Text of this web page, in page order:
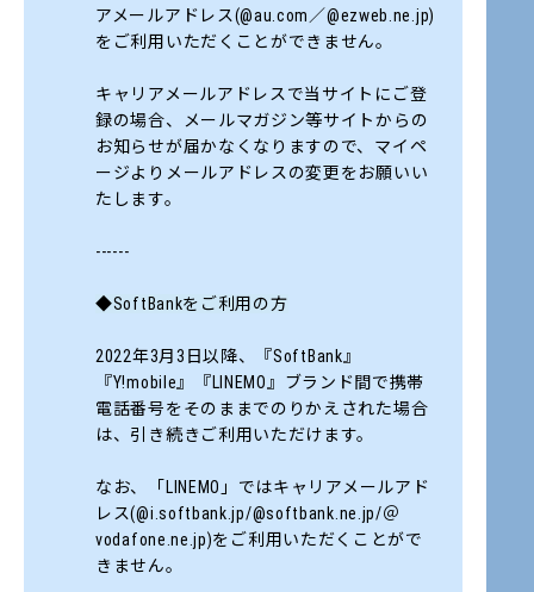
アメールアドレス(@au.com／@ezweb.ne.jp)
をご利用いただくことができません。
キャリアメールアドレスで当サイトにご登
録の場合、メールマガジン等サイトからの
お知らせが届かなくなりますので、マイペ
ージよりメールアドレスの変更をお願いい
たします。
------
◆SoftBankをご利用の方
2022年3月3日以降、『SoftBank』
『Y!mobile』『LINEMO』ブランド間で携帯
電話番号をそのままでのりかえされた場合
は、引き続きご利用いただけます。
なお、「LINEMO」ではキャリアメールアド
レス(@i.softbank.jp/@softbank.ne.jp/＠
vodafone.ne.jp)をご利用いただくことがで
きません。